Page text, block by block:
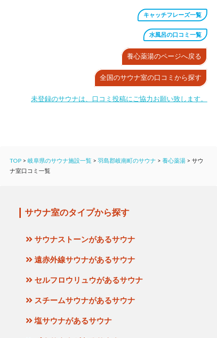
キャッチフレーズ一覧
水風呂の口コミ一覧
養心薬湯のページへ戻る
全国のサウナ室の口コミから探す
未登録のサウナは、口コミ投稿にご協力お願い致します。
TOP > 岐阜県のサウナ施設一覧 > 羽島郡岐南町のサウナ > 養心薬湯 > サウ
ナ室口コミ一覧
サウナ室のタイプから探す
サウナストーンがあるサウナ
遠赤外線サウナがあるサウナ
セルフロウリュウがあるサウナ
スチームサウナがあるサウナ
塩サウナがあるサウナ